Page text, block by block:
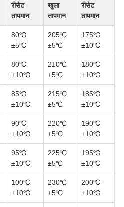
रीसेट
तापमान
खुला
तापमान
रीसेट
तापमान
80℃
±5℃
205℃
±5℃
175℃
±10℃
80℃
±10℃
210℃
±5℃
180℃
±10℃
85℃
±10℃
215℃
±5℃
185℃
±10℃
90℃
±10℃
220℃
±5℃
190℃
±10℃
95℃
±10℃
225℃
±5℃
195℃
±10℃
100℃
±10℃
230℃
±5℃
200℃
±10℃